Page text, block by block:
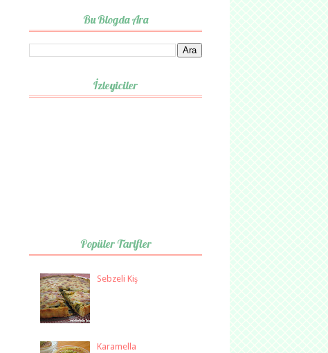
Bu Blogda Ara
İzleyiciler
Popüler Tarifler
Sebzeli Kiş
Karamella